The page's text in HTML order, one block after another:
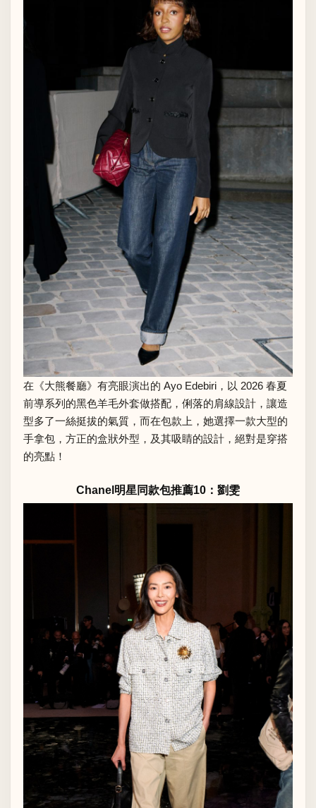
在《大熊餐廳》有亮眼演出的 Ayo Edebiri，以 2026 春夏
前導系列的黑色羊毛外套做搭配，俐落的肩線設計，讓造
型多了一絲挺拔的氣質，而在包款上，她選擇一款大型的
手拿包，方正的盒狀外型，及其吸睛的設計，絕對是穿搭
的亮點！
Chanel明星同款包推薦10：劉雯